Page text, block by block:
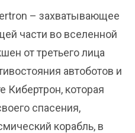
– захватывающее
части во вселенной
от третьего лица
автоботов и
Кибертрон, которая
спасения,
корабль, в